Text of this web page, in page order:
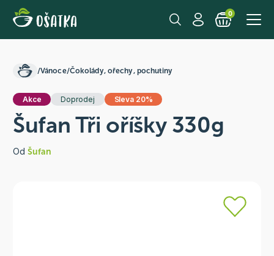
0
/Vánoce/Čokolády, ořechy, pochutiny
Akce Doprodej Sleva 20%
Šufan Tři oříšky 330g
Od Šufan